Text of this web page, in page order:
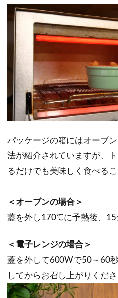
パッケージの箱にはオーブ
法が紹介されていますが、
るだけでも美味しく食べるこ
＜オーブンの場合＞
蓋を外し170℃に予熱後、15
＜電子レンジの場合＞
蓋を外して600Wで50～60
してからお召し上がりくださ